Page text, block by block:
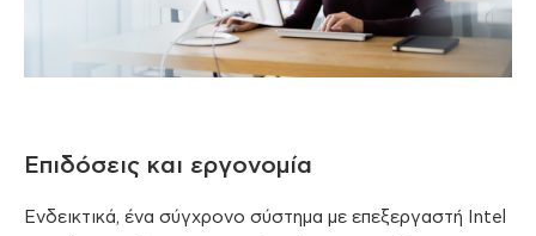
Επιδόσεις και εργονομία
Ενδεικτικά, ένα σύγχρονο σύστημα με επεξεργαστή Intel